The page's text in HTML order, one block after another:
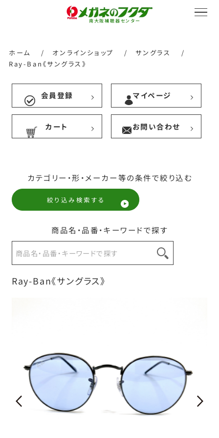
南大阪補聴器センター
サービス紹介
採用情報
ホーム / オンラインショップ / サングラス
/
Ray-Ban《サングラス》
会員登録 マイページ
カート お問い合わせ
カテゴリー・形・メーカー等の条件で絞り込む
絞り込み検索する
商品名・品番・キーワードで探す
Ray-Ban《サングラス》